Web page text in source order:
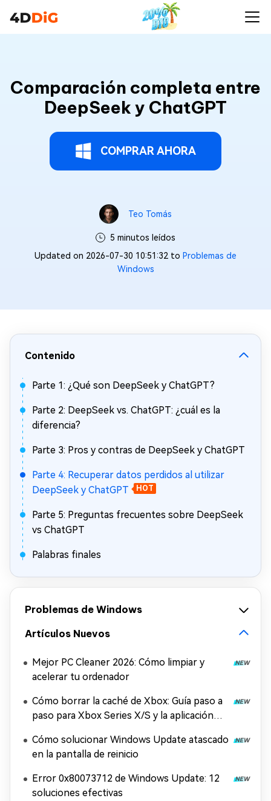
Comparación completa entre
DeepSeek y ChatGPT
COMPRAR AHORA
Teo Tomás
5 minutos leídos
Updated on 2026-07-30 10:51:32 to Problemas de
Windows
Contenido
Parte 1: ¿Qué son DeepSeek y ChatGPT?
Parte 2: DeepSeek vs. ChatGPT: ¿cuál es la
diferencia?
Parte 3: Pros y contras de DeepSeek y ChatGPT
Parte 4: Recuperar datos perdidos al utilizar
DeepSeek y ChatGPT
HOT
Parte 5: Preguntas frecuentes sobre DeepSeek
vs ChatGPT
Palabras finales
Problemas de Windows
Artículos Nuevos
Mejor PC Cleaner 2026: Cómo limpiar y
acelerar tu ordenador
Cómo borrar la caché de Xbox: Guía paso a
paso para Xbox Series X/S y la aplicación
Cómo solucionar Windows Update atascado
en la pantalla de reinicio
Error 0x80073712 de Windows Update: 12
soluciones efectivas